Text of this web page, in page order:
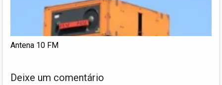
Antena 10 FM
Deixe um comentário